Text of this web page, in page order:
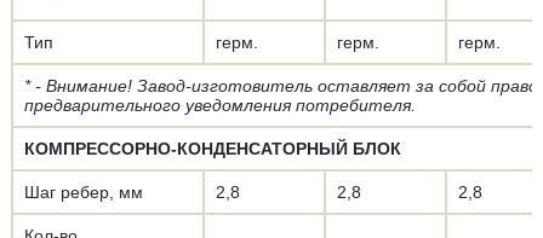
Тип герм. герм. герм.
* - Внимание! Завод-изготовитель оставляет за собой
предварительного уведомления потребителя.
КОМПРЕССОРНО-КОНДЕНСАТОРНЫЙ БЛОК
Шаг ребер, мм 2,8 2,8 2,8